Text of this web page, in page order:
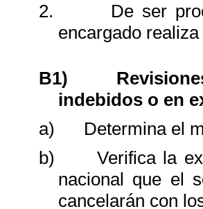
2.
De ser
encargado
B1)
indebidos o en
a)
Determina el
b)
Verifica la
nacional que el
cancelarán con